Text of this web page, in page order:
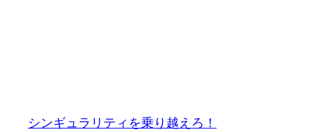
シンギュラリティを乗り越えろ！